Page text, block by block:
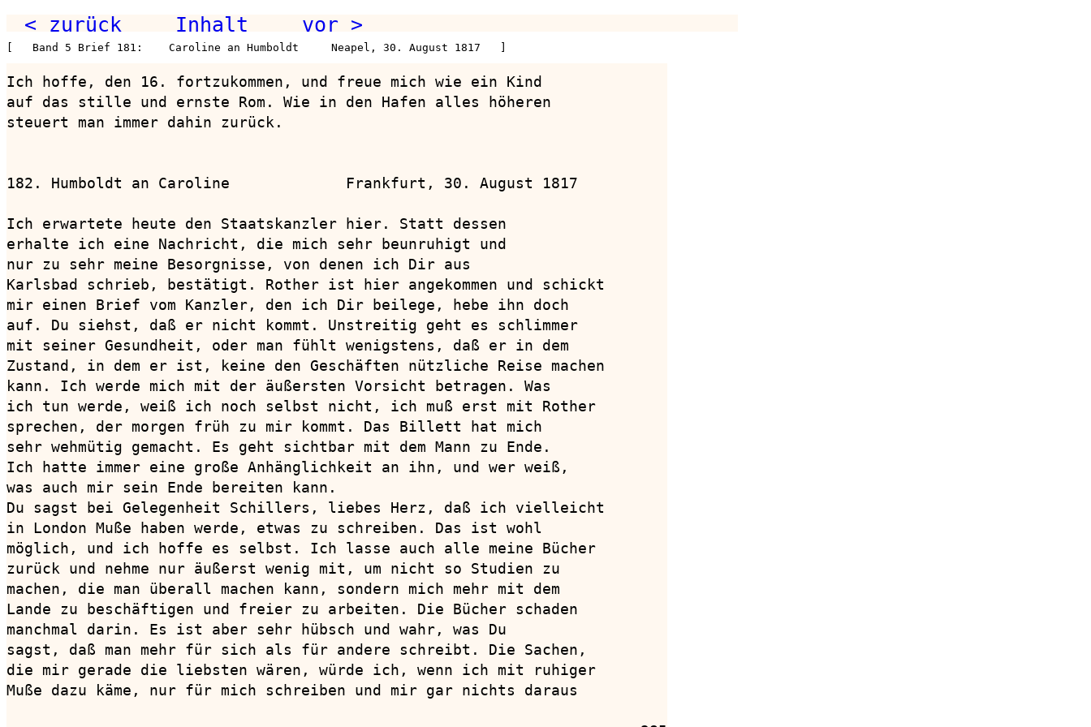
< zurück Inhalt vor >
[   Band 5 Brief 181:    Caroline an Humboldt     Neapel, 30. August 1817   ]
Ich hoffe, den 16. fortzukommen, und freue mich wie ein Kind
auf das stille und ernste Rom. Wie in den Hafen alles höheren
steuert man immer dahin zurück.
182. Humboldt an Caroline             Frankfurt, 30. August 1817
Ich erwartete heute den Staatskanzler hier. Statt dessen
erhalte ich eine Nachricht, die mich sehr beunruhigt und
nur zu sehr meine Besorgnisse, von denen ich Dir aus
Karlsbad schrieb, bestätigt. Rother ist hier angekommen und schickt
mir einen Brief vom Kanzler, den ich Dir beilege, hebe ihn doch
auf. Du siehst, daß er nicht kommt. Unstreitig geht es schlimmer
mit seiner Gesundheit, oder man fühlt wenigstens, daß er in dem
Zustand, in dem er ist, keine den Geschäften nützliche Reise machen
kann. Ich werde mich mit der äußersten Vorsicht betragen. Was
ich tun werde, weiß ich noch selbst nicht, ich muß erst mit Rother
sprechen, der morgen früh zu mir kommt. Das Billett hat mich
sehr wehmütig gemacht. Es geht sichtbar mit dem Mann zu Ende.
Ich hatte immer eine große Anhänglichkeit an ihn, und wer weiß,
was auch mir sein Ende bereiten kann.
Du sagst bei Gelegenheit Schillers, liebes Herz, daß ich vielleicht
in London Muße haben werde, etwas zu schreiben. Das ist wohl
möglich, und ich hoffe es selbst. Ich lasse auch alle meine Bücher
zurück und nehme nur äußerst wenig mit, um nicht so Studien zu
machen, die man überall machen kann, sondern mich mehr mit dem
Lande zu beschäftigen und freier zu arbeiten. Die Bücher schaden
manchmal darin. Es ist aber sehr hübsch und wahr, was Du
sagst, daß man mehr für sich als für andere schreibt. Die Sachen,
die mir gerade die liebsten wären, würde ich, wenn ich mit ruhiger
Muße dazu käme, nur für mich schreiben und mir gar nichts daraus